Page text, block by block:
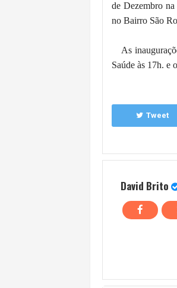
de Dezembro
no Bairro São
As
Saúde às 17h. e
Tweet
David Brito